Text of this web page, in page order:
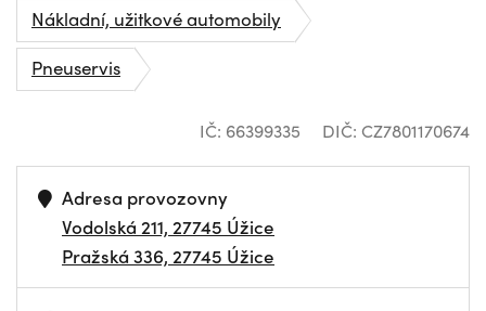
Nákladní, užitkové automobily
Pneuservis
IČ: 66399335 DIČ: CZ7801170674
Adresa provozovny
Vodolská 211, 27745 Úžice
Pražská 336, 27745 Úžice